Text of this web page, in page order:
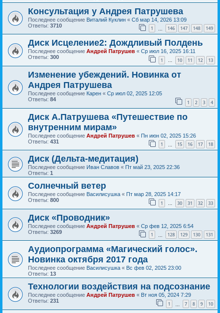
Консультация у Андрея Патрушева
Последнее сообщение Виталий Куклин « Сб мар 14, 2026 13:09
Ответы: 3710 1 146 147 148 149
Диск Исцеление2: Дождливый Полдень
Последнее сообщение Андрей Патрушев « Ср июл 16, 2025 16:11
Ответы: 300 1 … 10 11 12 13
Изменение убеждений. Новинка от
Андрея Патрушева
Последнее сообщение Карен « Ср июл 02, 2025 12:05
Ответы: 84 1 2 3 4
Диск А.Патрушева «Путешествие по
внутренним мирам»
Последнее сообщение Андрей Патрушев « Пн июн 02, 2025 15:26
Ответы: 431 1 15 16 17 18
Диск (Дельта-медитация)
Последнее сообщение Иван Славов « Пт май 23, 2025 22:36
Ответы: 1
Солнечный ветер
Последнее сообщение Василисушка « Пт мар 28, 2025 14:17
Ответы: 800 1 … 30 31 32 33
Диск «Проводник»
Последнее сообщение Андрей Патрушев « Ср фев 12, 2025 6:54
Ответы: 3269 1 128 129 130 131
Аудиопрограмма «Магический голос».
Новинка октября 2017 года
Последнее сообщение Василисушка « Вс фев 02, 2025 23:00
Ответы: 13
Технологии воздействия на подсознание
Последнее сообщение Андрей Патрушев « Вт ноя 05, 2024 7:29
Ответы: 231 1 7 8 9 10